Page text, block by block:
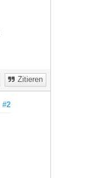
Zitieren
#2